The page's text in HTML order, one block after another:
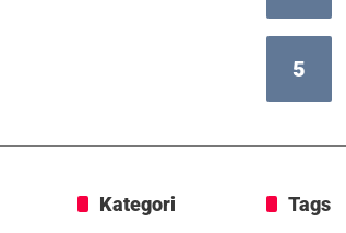
5
Kategori Tags